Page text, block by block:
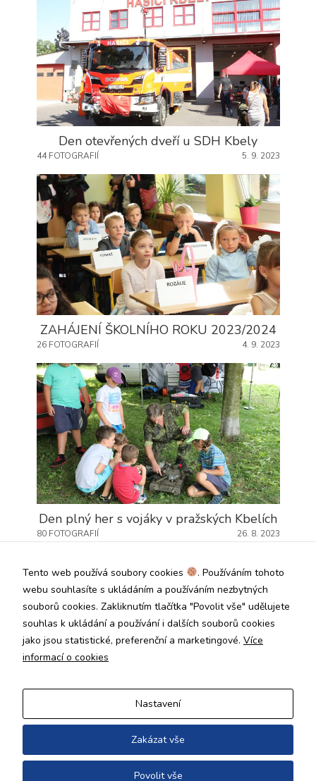
Den otevřených dveří u SDH Kbely
44 FOTOGRAFIÍ 5. 9. 2023
ZAHÁJENÍ ŠKOLNÍHO ROKU 2023/2024
26 FOTOGRAFIÍ 4. 9. 2023
Den plný her s vojáky v pražských Kbelích
80 FOTOGRAFIÍ 26. 8. 2023
vysvědčení
30. 6. 2023
Výtvarná soutěž
čarodějky Kbelky II.
13 FOTOGRAFIÍ
26. 6. 2023
Copyright © 2026
Tento web používá soubory cookies
. Používáním tohoto
webu souhlasíte s ukládáním a používáním nezbytných
souborů cookies. Zakliknutím tlačítka "Povolit vše" udělujete
souhlas k ukládání a používání i dalších souborů cookies
jako jsou statistické, preferenční a marketingové. Více
informací o cookies
Nastavení
Zakázat vše
Povolit vše